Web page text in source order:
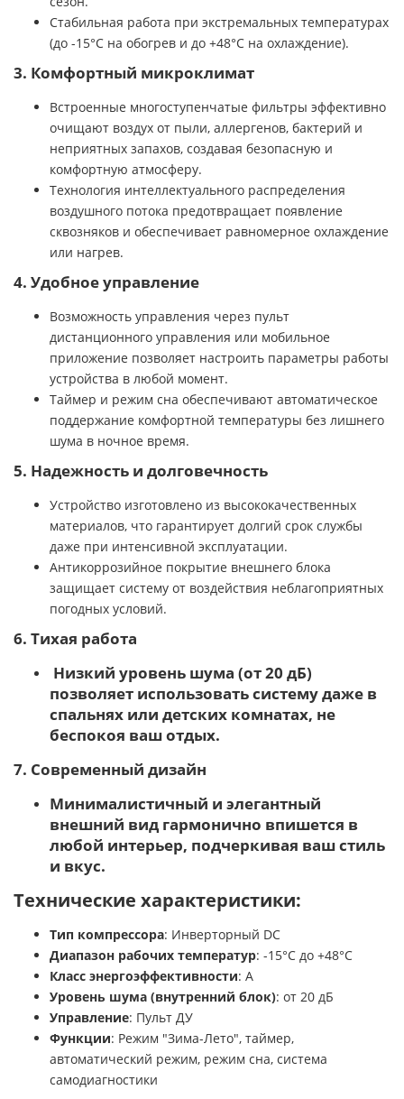
Стабильная работа при экстремальных температурах
(до -15°C на обогрев и до +48°C на охлаждение).
3. Комфортный микроклимат
Встроенные многоступенчатые фильтры эффективно
очищают воздух от пыли, аллергенов, бактерий и
неприятных запахов, создавая безопасную и
комфортную атмосферу.
Технология интеллектуального распределения
воздушного потока предотвращает появление
сквозняков и обеспечивает равномерное охлаждение
или нагрев.
4. Удобное управление
Возможность управления через пульт
дистанционного управления или мобильное
приложение позволяет настроить параметры работы
устройства в любой момент.
Таймер и режим сна обеспечивают автоматическое
поддержание комфортной температуры без лишнего
шума в ночное время.
5. Надежность и долговечность
Устройство изготовлено из высококачественных
материалов, что гарантирует долгий срок службы
даже при интенсивной эксплуатации.
Антикоррозийное покрытие внешнего блока
защищает систему от воздействия неблагоприятных
погодных условий.
6. Тихая работа
Низкий уровень шума (от 20 дБ)
позволяет использовать систему даже в
спальнях или детских комнатах, не
беспокоя ваш отдых.
7. Современный дизайн
Минималистичный и элегантный
внешний вид гармонично впишется в
любой интерьер, подчеркивая ваш стиль
и вкус.
Технические характеристики:
Тип компрессора: Инверторный DC
Диапазон рабочих температур: -15°C до +48°C
Класс энергоэффективности: A
Уровень шума (внутренний блок): от 20 дБ
Управление: Пульт ДУ
Функции: Режим "Зима-Лето", таймер,
автоматический режим, режим сна, система
самодиагностики